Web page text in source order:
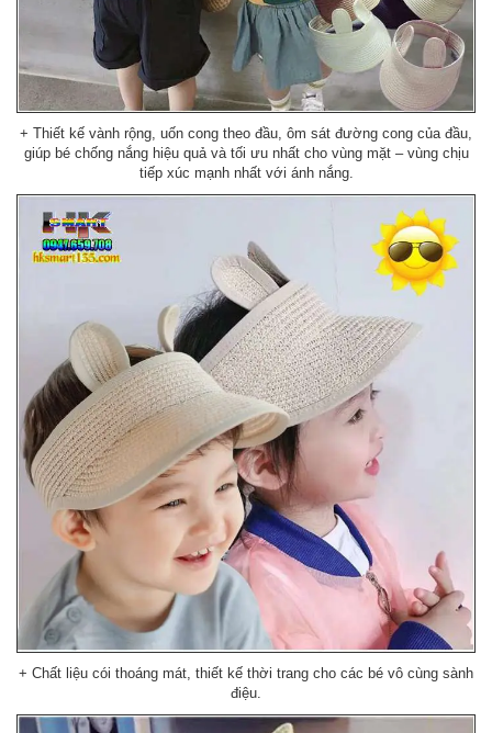
+ Thiết kế vành rộng, uốn cong theo đầu, ôm sát đường cong của đầu,
giúp bé chống nắng hiệu quả và tối ưu nhất cho vùng mặt – vùng chịu
tiếp xúc mạnh nhất với ánh nắng.
+ Chất liệu cói thoáng mát, thiết kế thời trang cho các bé vô cùng sành
điệu.